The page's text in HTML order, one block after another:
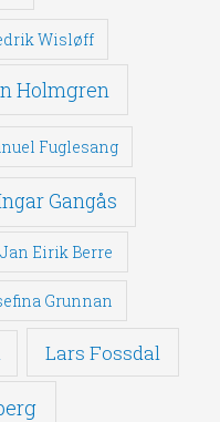
Wisløff
Holmgren
Fuglesang
Gangås
Jan Eirik Berre
Grunnan
Lars Fossdal